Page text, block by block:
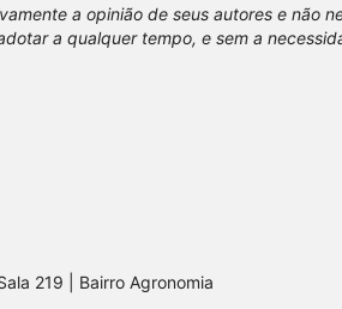
a opinião de seus autores e não
a qualquer tempo, e sem a
219 | Bairro Agronomia